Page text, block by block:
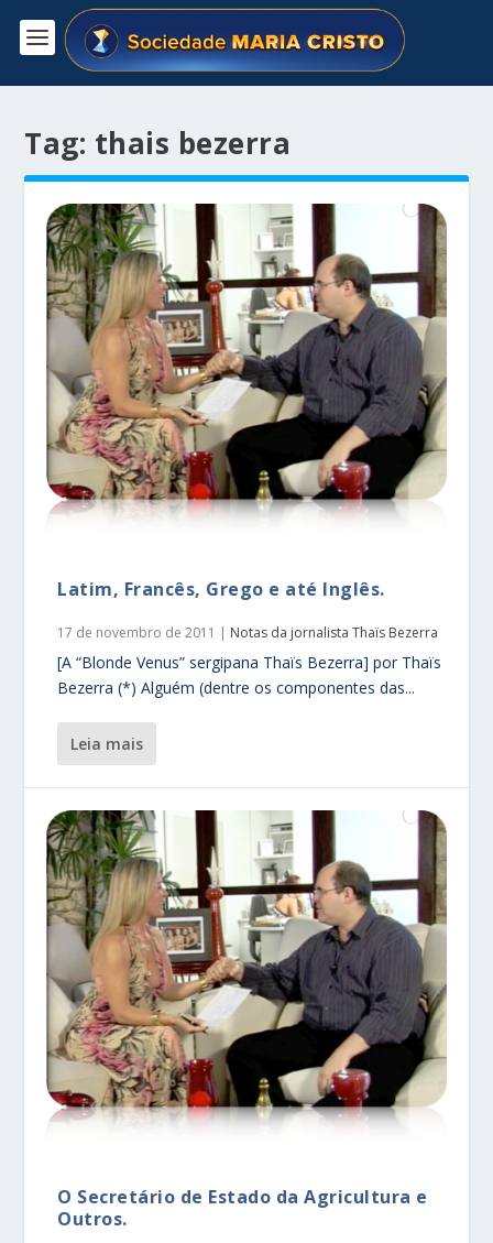
Tag: thais bezerra
Latim, Francês, Grego e até Inglês.
17 de novembro de 2011 | Notas da jornalista Thaïs Bezerra
[A “Blonde Venus” sergipana Thaïs Bezerra] por Thaïs
Bezerra (*) Alguém (dentre os componentes das...
leia mais
O Secretário de Estado da Agricultura e
Outros.